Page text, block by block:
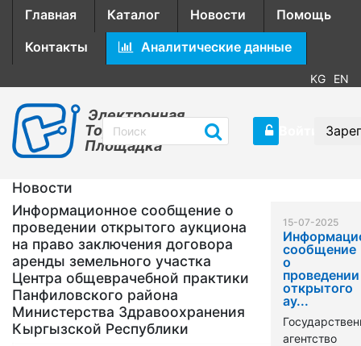
Главная Каталог Новости
Помощь
Контакты
Аналитические данные
KG EN
Электронная
Торговая
Площадка
Новости
Информационное сообщение о
проведении открытого аукциона
на право заключения договора
аренды земельного участка
Центра общеврачебной практики
Панфиловского района
Министерства Здравоохранения
Кыргызской Республики
15-07-2025
сообщение
о
проведении
открытого
ау...
агентство